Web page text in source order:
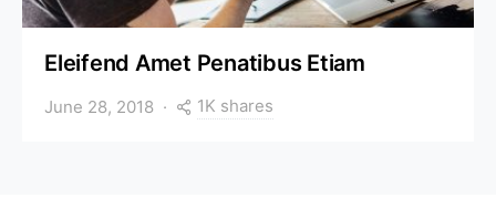
Eleifend Amet Penatibus Etiam
June 28, 2018 1K shares